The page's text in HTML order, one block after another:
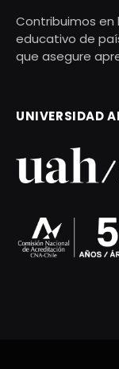
Contribuimos en
educativo de
que asegure
UNIVERSIDAD